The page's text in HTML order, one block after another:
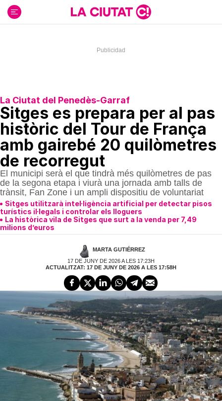
contenido
La Ciutat del Penedès-Garraf
Sitges es prepara per al pas
històric del Tour de França
amb gairebé 20 quilòmetres
de recorregut
El municipi serà el que tindrà més quilòmetres de pas
de la segona etapa i viurà una jornada amb talls de
trànsit, Fan Zone i un ampli dispositiu de voluntariat
Sitges utilitzarà intel·ligència artificial per detectar pisos
turístics il·legals i controlar els lloguers
La històrica vila de Sitges que surt a la venda per 7,49
milions d’euros
MARTA GUTIÉRREZ
17 DE JUNY DE 2026 A LES 17:23H
ACTUALITZAT: 17 DE JUNY DE 2026 A LES 17:58H